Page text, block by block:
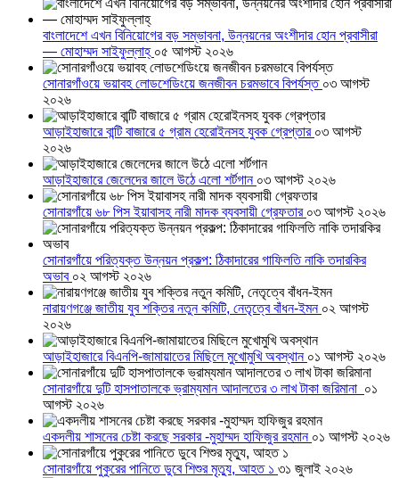
বাংলাদেশে এখন বিনিয়োগের বড় সম্ভাবনা, উন্নয়নের অংশীদার হোন প্রবাসীরা
— মোহাম্মদ সাইফুল্লাহ্ ০৫ আগস্ট ২০২৬
সোনারগাঁওয়ে ভয়াবহ লোডশেডিংয়ে জনজীবন চরমভাবে বিপর্যস্ত ০৩ আগস্ট
২০২৬
আড়াইহাজারে বান্টি বাজারে ৫ গ্রাম হেরোইনসহ যুবক গ্রেপ্তার ০৩ আগস্ট
২০২৬
আড়াইহাজারে জেলেদের জালে উঠে এলো শর্টগান ০৩ আগস্ট ২০২৬
সোনারগাঁয়ে ৬৮ পিস ইয়াবাসহ নারী মাদক ব্যবসায়ী গ্রেফতার ০৩ আগস্ট ২০২৬
সোনারগাঁয়ে পরিত্যক্ত উন্নয়ন প্রকল্প: ঠিকাদারের গাফিলতি নাকি তদারকির
অভাব ০২ আগস্ট ২০২৬
নারায়ণগঞ্জে জাতীয় যুব শক্তির নতুন কমিটি, নেতৃত্বে বাঁধন-ইমন ০২ আগস্ট
২০২৬
আড়াইহাজারে বিএনপি-জামায়াতের মিছিলে মুখোমুখি অবস্থান ০১ আগস্ট ২০২৬
সোনারগাঁয়ে দুটি হাসপাতালকে ভ্রাম্যমান আদালতের ৩ লাখ টাকা জরিমানা ০১
আগস্ট ২০২৬
একদলীয় শাসনের চেষ্টা করছে সরকার -মুহাম্মদ হাফিজুর রহমান ০১ আগস্ট ২০২৬
সোনারগাঁয়ে পুকুরের পানিতে ডুবে শিশুর মৃত্যু, আহত ১ ৩১ জুলাই ২০২৬